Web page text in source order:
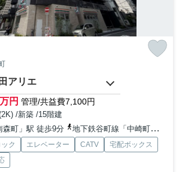
アリエ
万円 管理/共益費7,100円
/新築 /15階建
森町」駅 徒歩9分
地下鉄谷町線「中崎町」駅 徒歩9分
ク エレベーター CATV
宅配ボックス